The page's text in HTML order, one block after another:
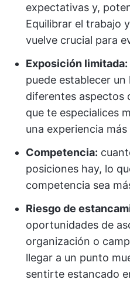
expectativas y,
Equilibrar el trabajo
vuelve crucial para
Exposición limitada:
puede establecer
diferentes aspectos
que te especialices
una experiencia más
Competencia:
posiciones hay, lo
competencia sea
Riesgo de
oportunidades de
organización o
llegar a un punto
sentirte estancado